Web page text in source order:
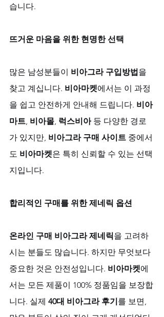
습니다.
뜨거운 마음을 위한 현명한 선택
많은 남성분들이 비아그라 구입방법을
찾고 계십니다. 비아마켓에서는 이 과정
을 쉽고 안전하게 안내해 드립니다. 비아
마트, 비아몰, 럭스비아 등 다양한 경로
가 있지만, 비아그라 구매 사이트 중에서
도 비아마켓은 특히 신뢰할 수 있는 선택
지입니다.
합리적인 구매를 위한 제네릭 옵션
온라인 구매 비아그라 제네릭을 고려하
시는 분들도 많습니다. 하지만 무엇보다
중요한 것은 안전성입니다. 비아마켓에
서는 모든 제품이 100% 정품임을 보장합
니다. 실제 40대 비아그라 후기를 보면,